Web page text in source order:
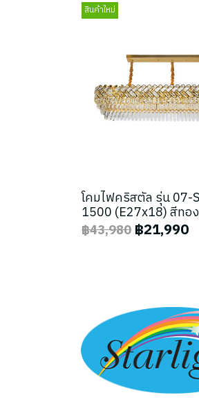
สินค้าใหม่
โคมไฟคริสตัล รุ่น 07-
1500 (E27x18) สีทอง
฿43,980 ฿21,990